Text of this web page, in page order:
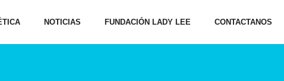
NOTICIAS FUNDACIÓN LADY LEE CONTACTANOS